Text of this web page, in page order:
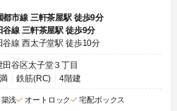
都市線 三軒茶屋駅 徒歩9分
谷線 三軒茶屋駅 徒歩9分
谷線 西太子堂駅 徒歩10分
田谷区太子堂３丁目
鉄筋(RC) 4階建
浅 オートロック 宅配ボックス